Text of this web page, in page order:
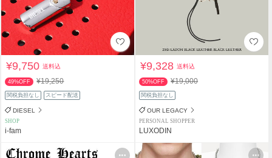
¥9,750送料込
49%OFF ¥19,250
関税負担なし スピード配送
DIESEL
SHOP
i-fam
¥9,328送料込
50%OFF ¥19,000
関税負担なし
OUR LEGACY
PERSONAL SHOPPER
LUXODIN